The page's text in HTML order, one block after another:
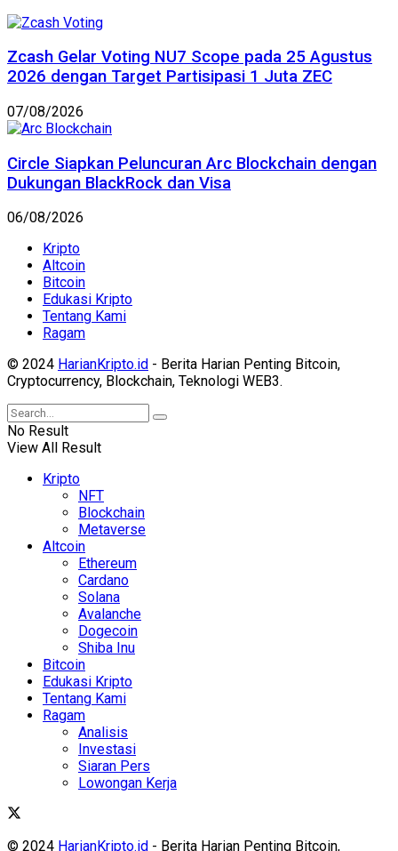
Zcash Gelar Voting NU7 Scope pada 25 Agustus
2026 dengan Target Partisipasi 1 Juta ZEC
07/08/2026
Circle Siapkan Peluncuran Arc Blockchain dengan
Dukungan BlackRock dan Visa
06/08/2026
Kripto
Altcoin
Bitcoin
Edukasi Kripto
Tentang Kami
Ragam
© 2024 HarianKripto.id - Berita Harian Penting Bitcoin,
Cryptocurrency, Blockchain, Teknologi WEB3.
No Result
View All Result
Kripto
NFT
Blockchain
Metaverse
Altcoin
Ethereum
Cardano
Solana
Avalanche
Dogecoin
Shiba Inu
Bitcoin
Edukasi Kripto
Tentang Kami
Ragam
Analisis
Investasi
Siaran Pers
Lowongan Kerja
© 2024 HarianKripto.id - Berita Harian Penting Bitcoin,